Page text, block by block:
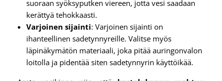
suoraan syöksyputken viereen, jotta vesi saadaan
kerättyä tehokkaasti.
Varjoinen sijainti: Varjoinen sijainti on
ihanteellinen sadetynnyreille. Valitse myös
läpinäkymätön materiaali, joka pitää auringonvalon
loitolla ja pidentää siten sadetynnyrin käyttöikää.